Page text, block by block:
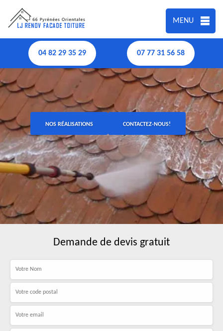
MENU
04 82 29 35 29 07 77 31 56 58
NOS RÉALISATIONS CONTACTEZ-NOUS!
Demande de devis gratuit